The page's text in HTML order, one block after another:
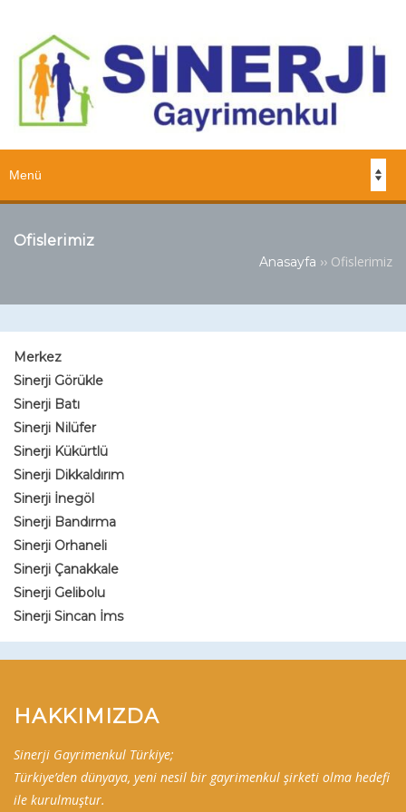
Ofislerimiz
Anasayfa ›› Ofislerimiz
Merkez
Sinerji Görükle
Sinerji Batı
Sinerji Nilüfer
Sinerji Kükürtlü
Sinerji Dikkaldırım
Sinerji İnegöl
Sinerji Bandırma
Sinerji Orhaneli
Sinerji Çanakkale
Sinerji Gelibolu
Sinerji Sincan İms
HAKKIMIZDA
Sinerji Gayrimenkul Türkiye;
Türkiye’den dünyaya, yeni nesil bir gayrimenkul şirketi olma hedefi
ile kurulmuştur.